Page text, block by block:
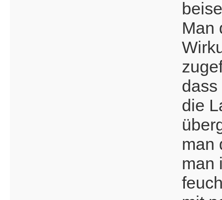
Man
dass
die
man
man